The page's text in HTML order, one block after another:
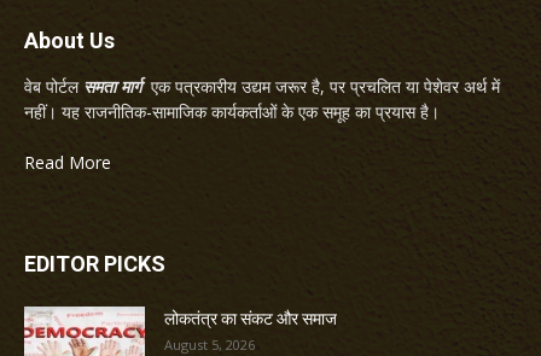
About Us
वेब पोर्टल समता मार्गएक पत्रकारीय उद्यम जरूर है, पर प्रचलित या पेशेवर अर्थ में
नहीं। यह राजनीतिक-सामाजिक कार्यकर्ताओं के एक समूह का प्रयास है।
Read More
EDITOR PICKS
लोकतंत्र का संकट और समाज
August 5, 2026